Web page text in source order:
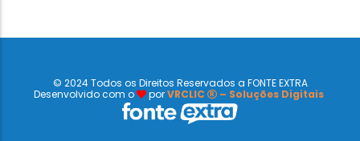
© 2024 Todos os Direitos Reservados a FONTE EXTRA
Desenvolvido com o
porVRCLIC – Soluções Digitais